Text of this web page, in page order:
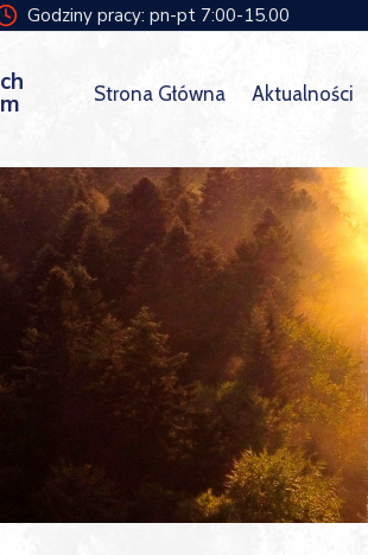
Godziny pracy: pn-pt 7:00-15.00
Strona Główna Aktualności